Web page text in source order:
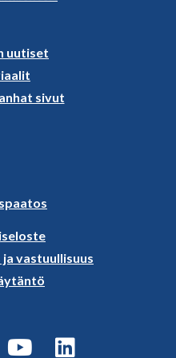
uutiset
sivut
vastuullisuus